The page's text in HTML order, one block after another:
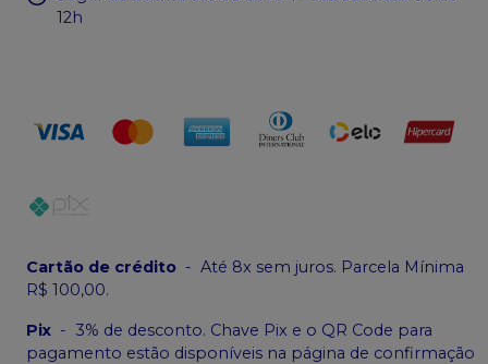
12h
Cartão de crédito - Até 8x sem juros. Parcela Mínima
R$ 100,00.
Pix - 3% de desconto. Chave Pix e o QR Code para
pagamento estão disponíveis na página de confirmação